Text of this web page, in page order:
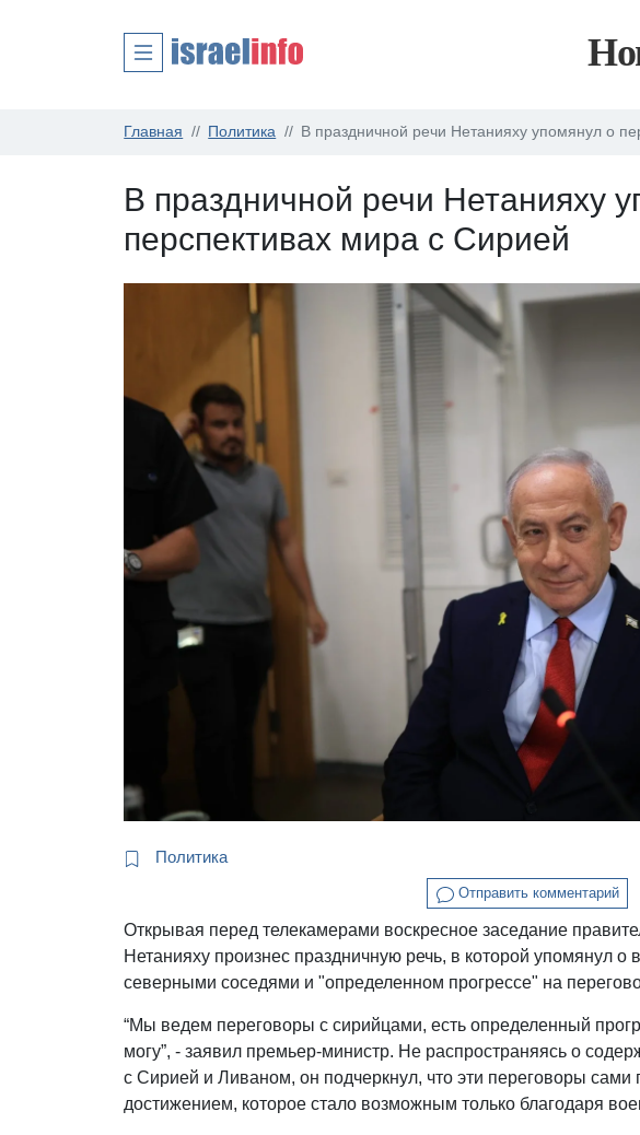
Главная Политика В праздничной речи Нетанияху упомянул о
В праздничной речи Нетанияху
перспективах мира с Сирией
Политика
Отправить комментарий
Открывая перед телекамерами воскресное заседание
Нетанияху произнес праздничную речь, в которой упомянул
северными соседями и "определенном прогрессе" на
“Мы ведем переговоры с сирийцами, есть определенный
могу”, - заявил премьер-министр. Не распространяясь о
с Сирией и Ливаном, он подчеркнул, что эти переговоры
достижением, которое стало возможным только благодаря